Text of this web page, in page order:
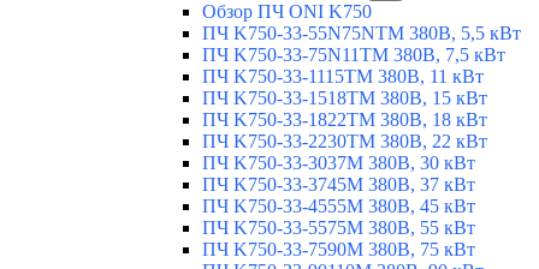
Обзор ПЧ ONI K750
ПЧ K750-33-55N75NTM 380В, 5,5 кВт
ПЧ K750-33-75N11TM 380В, 7,5 кВт
ПЧ K750-33-1115TM 380В, 11 кВт
ПЧ K750-33-1518TM 380В, 15 кВт
ПЧ K750-33-1822TM 380В, 18 кВт
ПЧ K750-33-2230TM 380В, 22 кВт
ПЧ K750-33-3037M 380В, 30 кВт
ПЧ K750-33-3745M 380В, 37 кВт
ПЧ K750-33-4555M 380В, 45 кВт
ПЧ K750-33-5575M 380В, 55 кВт
ПЧ K750-33-7590M 380В, 75 кВт